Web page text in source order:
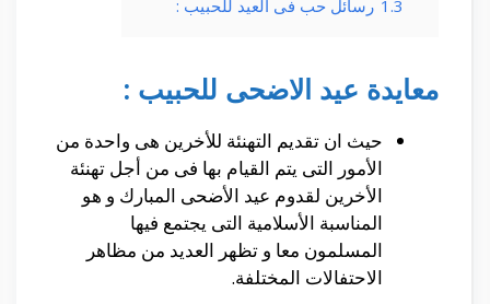
1.3 رسائل حب فى العيد للحبيب :
معايدة عيد الاضحى للحبيب :
حيث ان تقديم التهنئة للأخرين هى واحدة من
الأمور التى يتم القيام بها فى من أجل تهنئة
الأخرين لقدوم عيد الأضحى المبارك و هو
المناسبة الأسلامية التى يجتمع فيها
المسلمون معا و تظهر العديد من مظاهر
الاحتفالات المختلفة.